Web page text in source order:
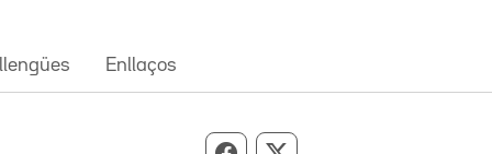
Enllaços